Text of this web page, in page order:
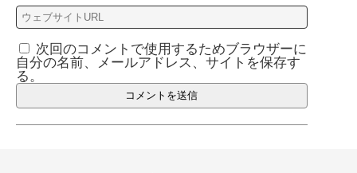
次回のコメントで使用するためブラウザーに
自分の名前、メールアドレス、サイトを保存す
る。